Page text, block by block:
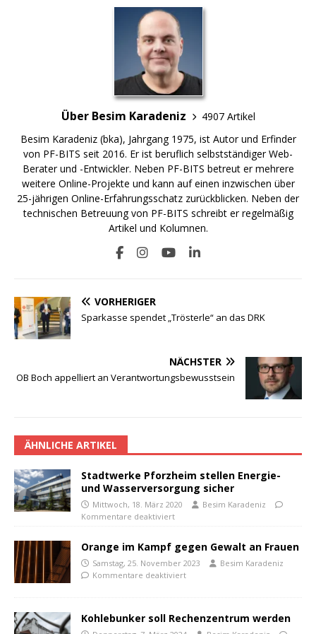
Über Besim Karadeniz
4907 Artikel
Besim Karadeniz (bka), Jahrgang 1975, ist Autor und Erfinder
von PF-BITS seit 2016. Er ist beruflich selbstständiger Web-
Berater und -Entwickler. Neben PF-BITS betreut er mehrere
weitere Online-Projekte und kann auf einen inzwischen über
25-jährigen Online-Erfahrungsschatz zurückblicken. Neben der
technischen Betreuung von PF-BITS schreibt er regelmäßig
Artikel und Kolumnen.
VORHERIGER
Sparkasse spendet „Trösterle“ an das DRK
NÄCHSTER
OB Boch appelliert an Verantwortungsbewusstsein
ÄHNLICHE ARTIKEL
Stadtwerke Pforzheim stellen Energie-
und Wasserversorgung sicher
Mittwoch, 18. März 2020
Besim Karadeniz
Kommentare deaktiviert
Orange im Kampf gegen Gewalt an Frauen
Samstag, 25. November 2023
Besim Karadeniz
Kommentare deaktiviert
Kohlebunker soll Rechenzentrum werden